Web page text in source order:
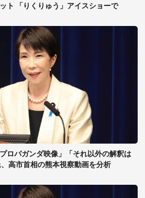
ト 「りくりゅう」アイスショーで
ロパガンダ映像」「それ以外の解釈は
高市首相の熊本視察動画を分析